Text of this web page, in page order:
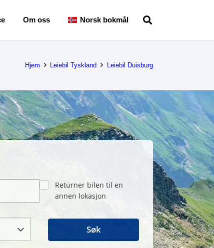
Om oss Norsk bokmål
Hjem Leiebil Tyskland Leiebil Duisburg
Returner bilen til en
annen lokasjon
Søk